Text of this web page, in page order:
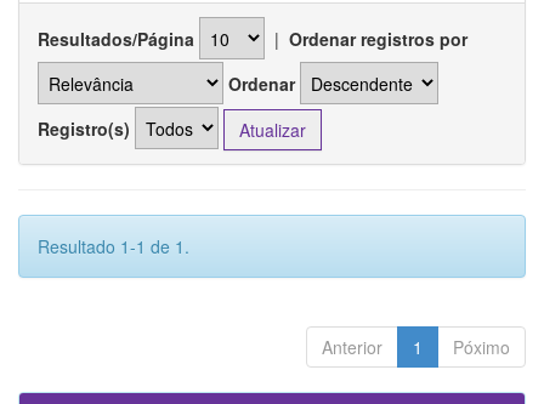
Resultados/Página | Ordenar registros por
Ordenar
Registro(s)
Resultado 1-1 de 1.
Anterior 1 Póximo